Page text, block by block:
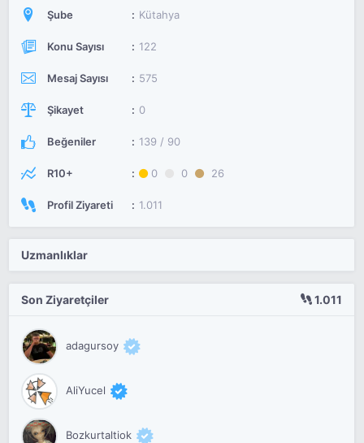
Şube Kütahya
Konu Sayısı 122
Mesaj Sayısı 575
Şikayet 0
Beğeniler 139 / 90
R10+ 0 0 26
Profil Ziyareti 1.011
Uzmanlıklar
Son Ziyaretçiler 1.011
adagursoy
AliYucel
Bozkurtaltiok